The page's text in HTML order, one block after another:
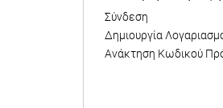
Σύνδεση
Δημιουργία
Ανάκτηση Κωδικού